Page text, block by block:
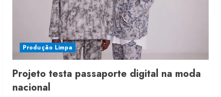
Produção Limpa
Projeto testa passaporte digital na moda
nacional